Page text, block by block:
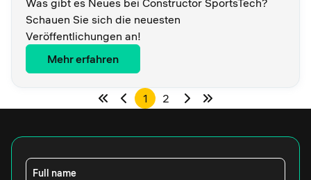
Was gibt es Neues bei Constructor SportsTech?
Schauen Sie sich die neuesten
Veröffentlichungen an!
Mehr erfahren
1 2
Full name